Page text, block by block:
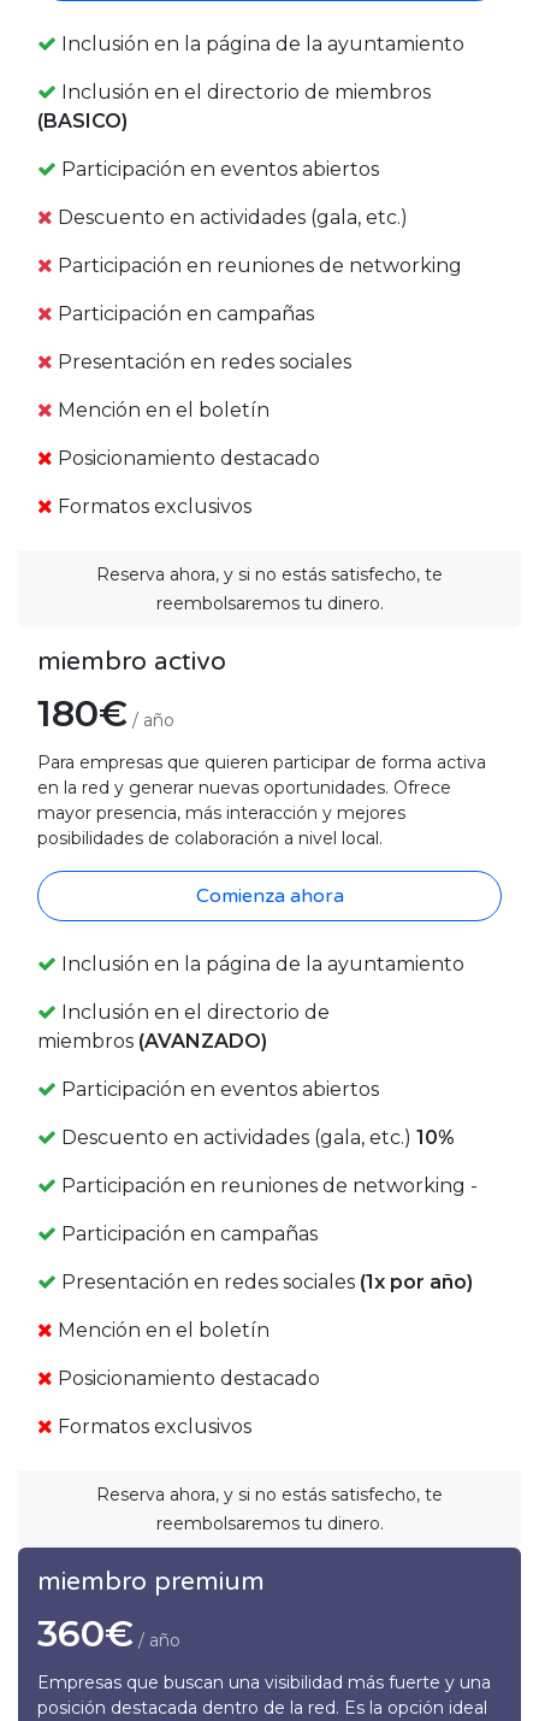
Inclusión en la página de la ayuntamiento
Inclusión en el directorio de miembros
(BASICO)
Participación en eventos abiertos
Descuento en actividades (gala, etc.)
Participación en reuniones de networking
Participación en campañas
Presentación en redes sociales
Mención en el boletín
Posicionamiento destacado
Formatos exclusivos
Reserva ahora, y si no estás satisfecho, te
reembolsaremos tu dinero.
miembro activo
180€ / año
Para empresas que quieren participar de forma activa
en la red y generar nuevas oportunidades. Ofrece
mayor presencia, más interacción y mejores
posibilidades de colaboración a nivel local.
Comienza ahora
Inclusión en la página de la ayuntamiento
Inclusión en el directorio de
miembros (AVANZADO)
Participación en eventos abiertos
Descuento en actividades (gala, etc.) 10%
Participación en reuniones de networking -
Participación en campañas
Presentación en redes sociales (1x por año)
Mención en el boletín
Posicionamiento destacado
Formatos exclusivos
Reserva ahora, y si no estás satisfecho, te
reembolsaremos tu dinero.
miembro premium
360€ / año
Empresas que buscan una visibilidad más fuerte y una
posición destacada dentro de la red. Es la opción ideal